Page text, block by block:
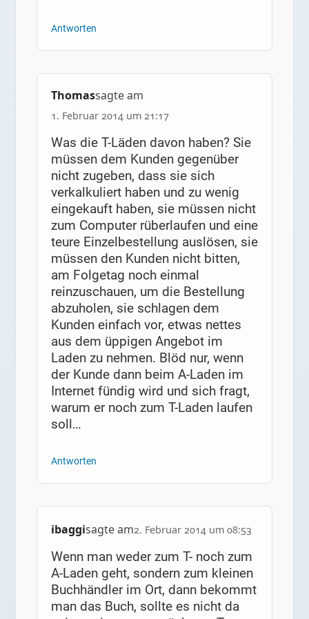
Antworten
Thomassagte am
1. Februar 2014 um 21:17
Was die T-Läden davon haben? Sie
müssen dem Kunden gegenüber
nicht zugeben, dass sie sich
verkalkuliert haben und zu wenig
eingekauft haben, sie müssen nicht
zum Computer rüberlaufen und eine
teure Einzelbestellung auslösen, sie
müssen den Kunden nicht bitten,
am Folgetag noch einmal
reinzuschauen, um die Bestellung
abzuholen, sie schlagen dem
Kunden einfach vor, etwas nettes
aus dem üppigen Angebot im
Laden zu nehmen. Blöd nur, wenn
der Kunde dann beim A-Laden im
Internet fündig wird und sich fragt,
warum er noch zum T-Laden laufen
soll…
Antworten
ibaggisagte am2. Februar 2014 um 08:53
Wenn man weder zum T- noch zum
A-Laden geht, sondern zum kleinen
Buchhändler im Ort, dann bekommt
man das Buch, sollte es nicht da